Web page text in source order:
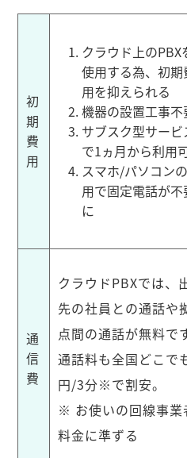
初
期
費
用
クラウド上のPBX
使用する為、初期
用を抑えられる
機器の設置工事不
サブスク型サービ
で1ヵ月から利用
スマホ/パソコン
用で固定電話が不
に
通
信
費
クラウドPBXでは、
先の社員との通話や
点間の通話が無料です
通話料も全国どこで
円/3分※で割安。
※ お使いの回線事業
料金に準ずる